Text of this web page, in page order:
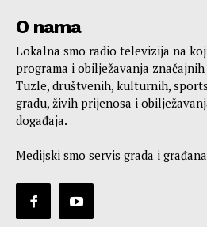
O nama
Lokalna smo radio televizija na
programa i obilježavanja
Tuzle, društvenih, kulturnih,
gradu, živih prijenosa i
događaja.
Medijski smo servis grada i